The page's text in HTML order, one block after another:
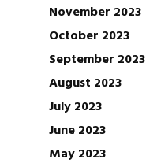
November 2023
October 2023
September 2023
August 2023
July 2023
June 2023
May 2023